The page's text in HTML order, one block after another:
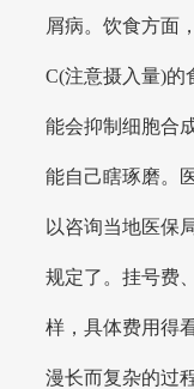
屑病。饮食方面
C(注意摄入量)的
能会抑制细胞合
能自己瞎琢磨。
以咨询当地医保
规定了。挂号费
样，具体费用得
漫长而复杂的过